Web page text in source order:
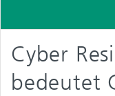
Cyber
bedeutet